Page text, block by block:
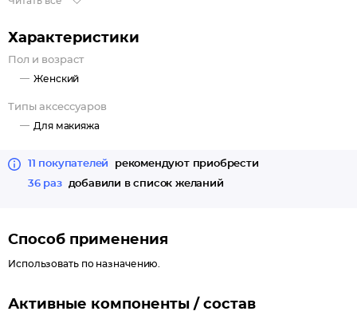
ручка и индивидуальная упаковка футляр (прозрачная),
поэтому содержать её в чистоте будет не сложно.
Также кисть можно использовать для нанесения любых масок.
Характеристики
Пол и возраст
Женский
Типы аксессуаров
Для макияжа
11 покупателей
рекомендуют приобрести
36 раз
добавили в список желаний
Способ применения
Использовать по назначению.
Активные компоненты / состав